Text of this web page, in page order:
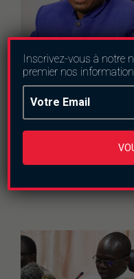
61 % de réussite en
2026
Inscrivez-vous à notre
premier nos